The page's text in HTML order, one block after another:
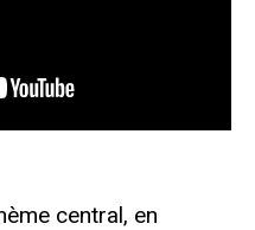
central, en